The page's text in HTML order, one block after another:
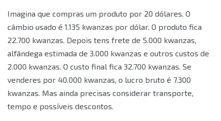
Imagina que compras um produto por 20 dólares. O
câmbio usado é 1.135 kwanzas por dólar. O produto fica
22.700 kwanzas. Depois tens frete de 5.000 kwanzas,
alfândega estimada de 3.000 kwanzas e outros custos de
2.000 kwanzas. O custo final fica 32.700 kwanzas. Se
venderes por 40.000 kwanzas, o lucro bruto é 7.300
kwanzas. Mas ainda precisas considerar transporte,
tempo e possíveis descontos.